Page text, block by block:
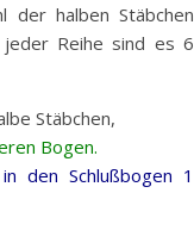
der halben Stäbchen
Reihe sind es 6
Stäbchen,
Bogen.
den Schlußbogen 1